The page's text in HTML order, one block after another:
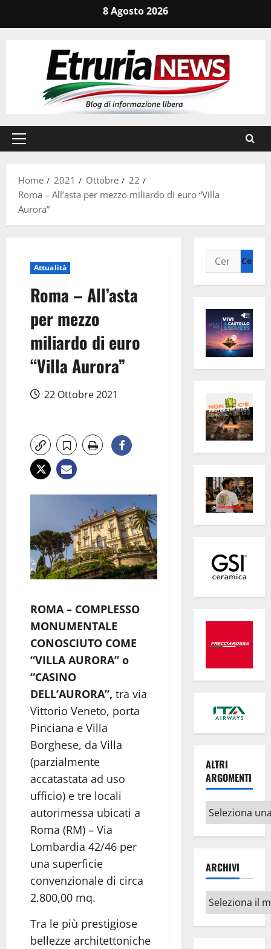
8 Agosto 2026
Menu
Home
2021 Ottobre
22
Roma – All’asta per mezzo miliardo di euro “Villa
Aurora”
Attualità
Roma – All’asta
per mezzo
miliardo di euro
“Villa Aurora”
22 Ottobre 2021
ROMA – COMPLESSO
MONUMENTALE
CONOSCIUTO COME
“VILLA AURORA” o
“CASINO
DELL’AURORA”, tra via
Vittorio Veneto, porta
Pinciana e Villa
Borghese, da Villa
(parzialmente
accatastata ad uso
ufficio) e tre locali
autorimessa ubicati a
Roma (RM) – Via
Lombardia 42/46 per
una superficie
convenzionale di circa
2.800,00 mq.
Tra le più prestigiose
bellezze architettoniche
Ricerca
per:
ALTRI
ARGOMENTI
Altri
argomenti
ARCHIVI
Archivi